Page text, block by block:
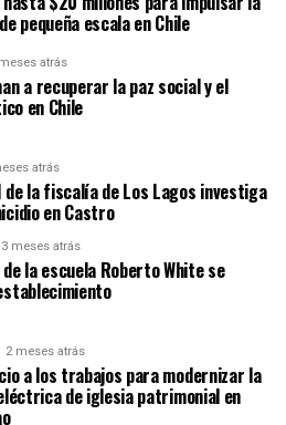
pequeña escala en Chile
atrás
a recuperar la paz social y el
en Chile
atrás
de la fiscalía de Los Lagos investiga
en Castro
3 meses atrás
la escuela Roberto White se
2 meses atrás
a los trabajos para modernizar la
de iglesia patrimonial en